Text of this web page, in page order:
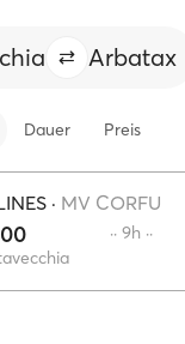
Arbatax
Dauer Preis
· MV CORFU
·· 9h ··